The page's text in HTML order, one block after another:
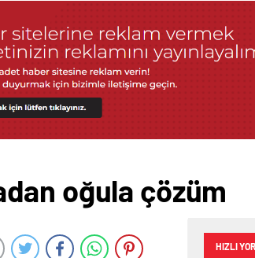
oğula çözüm
HIZLI